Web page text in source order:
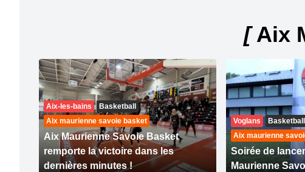
[Aix
Aix-les-bains
Basketball
Aix maurienne savoie basket
Aix Maurienne Savoie Basket
remporte la victoire dans les
dernières minutes !
Voglans
Basketball
Aix maurienne
Soirée de
Maurienne